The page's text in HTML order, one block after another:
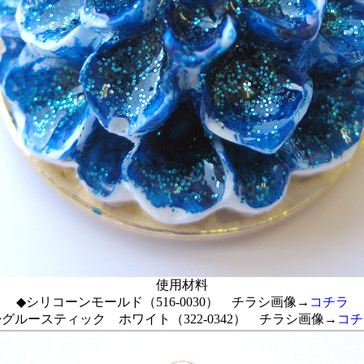
使用材料
◆シリコーンモールド（516-0030） チラシ画像→ コチラ
ルースティック ホワイト（322-0342） チラシ画像→ コ